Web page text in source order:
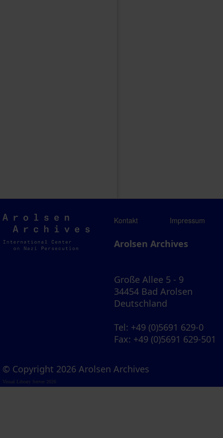
Arolsen
Archives
Kontakt Impressum
Arolsen Archives
Große Allee 5 - 9
34454 Bad Arolsen
Deutschland
Tel: +49 (0)5691 629-0
Fax: +49 (0)5691 629-501
© Copyright 2026 Arolsen Archives
Visual Library Server 2026